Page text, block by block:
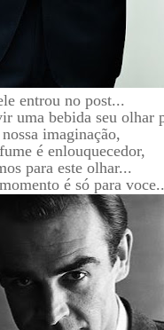
entrou no post...
uma bebida seu olhar
imaginação,
é enlouquecedor,
para este olhar...
é só para